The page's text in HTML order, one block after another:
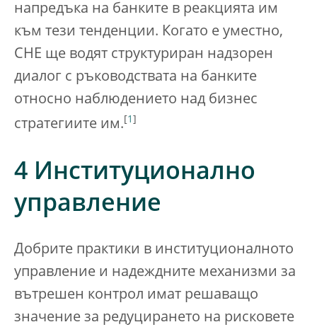
напредъка на банките в реакцията им
към тези тенденции. Когато е уместно,
СНЕ ще водят структуриран надзорен
диалог с ръководствата на банките
относно наблюдението над бизнес
стратегиите им. 1
4 Институционално
управление
Добрите практики в институционалното
управление и надеждните механизми за
вътрешен контрол имат решаващо
значение за редуцирането на рисковете